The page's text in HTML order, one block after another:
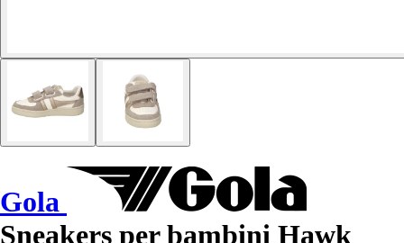
Gola
Sneakers per bambini Hawk